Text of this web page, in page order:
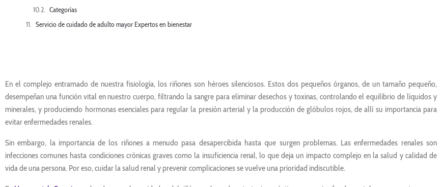
Categorías
Servicio de cuidado de adulto mayor Expertos en bienestar
En el complejo entramado de nuestra fisiología, los riñones son héroes silenciosos. Estos dos pequeños órganos, de un tamaño pequeño,
desempeñan una función vital en nuestro cuerpo, filtrando la sangre para eliminar desechos y toxinas, controlando el equilibrio de líquidos y
minerales, y produciendo hormonas esenciales para regular la presión arterial y la producción de glóbulos rojos, de allí su importancia para
evitar enfermedades renales.
Sin embargo, la importancia de los riñones a menudo pasa desapercibida hasta que surgen problemas. Las enfermedades renales son
infecciones comunes hasta condiciones crónicas graves como la insuficiencia renal, lo que deja un impacto complejo en la salud y calidad de
vida de una persona. Por eso, cuidar la salud renal y prevenir complicaciones se vuelve una prioridad indiscutible.